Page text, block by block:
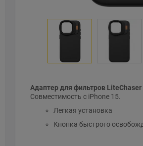
Адаптер для фильтров LiteChaser
Совместимость с iPhone 15.
Легкая установка
Кнопка быстрого